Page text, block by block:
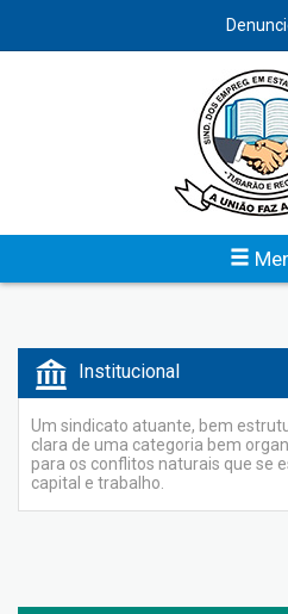
Denuncie Assédio Moral
O programa de combate ao
dos trabalhadores após grande
Nacional Unificada 2010. Trata-se
Convenção Coletiva de Trabalho
Institucional
Um sindicato atuante, bem
clara de uma categoria bem
para os conflitos naturais que se
capital e trabalho.